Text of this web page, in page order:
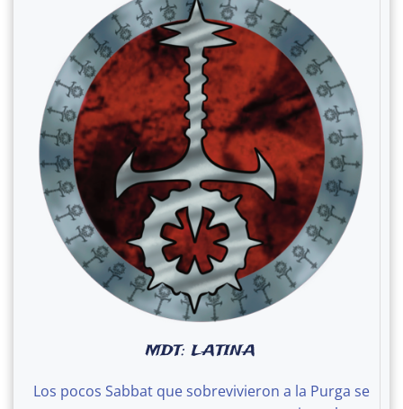
MDT: LATINA
Los pocos Sabbat que sobrevivieron a la Purga se